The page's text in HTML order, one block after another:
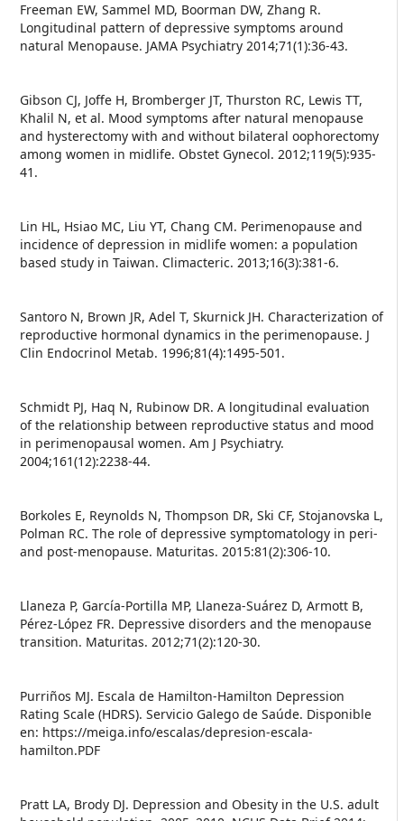
Freeman EW, Sammel MD, Boorman DW, Zhang R.
Longitudinal pattern of depressive symptoms around
natural Menopause. JAMA Psychiatry 2014;71(1):36-43.
Gibson CJ, Joffe H, Bromberger JT, Thurston RC, Lewis TT,
Khalil N, et al. Mood symptoms after natural menopause
and hysterectomy with and without bilateral oophorectomy
among women in midlife. Obstet Gynecol. 2012;119(5):935-
41.
Lin HL, Hsiao MC, Liu YT, Chang CM. Perimenopause and
incidence of depression in midlife women: a population
based study in Taiwan. Climacteric. 2013;16(3):381-6.
Santoro N, Brown JR, Adel T, Skurnick JH. Characterization of
reproductive hormonal dynamics in the perimenopause. J
Clin Endocrinol Metab. 1996;81(4):1495-501.
Schmidt PJ, Haq N, Rubinow DR. A longitudinal evaluation
of the relationship between reproductive status and mood
in perimenopausal women. Am J Psychiatry.
2004;161(12):2238-44.
Borkoles E, Reynolds N, Thompson DR, Ski CF, Stojanovska L,
Polman RC. The role of depressive symptomatology in peri-
and post-menopause. Maturitas. 2015:81(2):306-10.
Llaneza P, García-Portilla MP, Llaneza-Suárez D, Armott B,
Pérez-López FR. Depressive disorders and the menopause
transition. Maturitas. 2012;71(2):120-30.
Purriños MJ. Escala de Hamilton-Hamilton Depression
Rating Scale (HDRS). Servicio Galego de Saúde. Disponible
en: https://meiga.info/escalas/depresion-escala-
hamilton.PDF
Pratt LA, Brody DJ. Depression and Obesity in the U.S. adult